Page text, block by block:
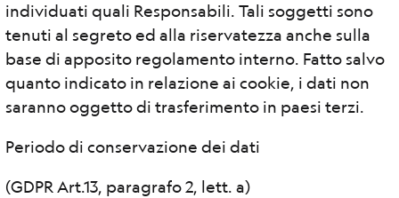
individuati quali Responsabili. Tali soggetti sono
tenuti al segreto ed alla riservatezza anche sulla
base di apposito regolamento interno. Fatto salvo
quanto indicato in relazione ai cookie, i dati non
saranno oggetto di trasferimento in paesi terzi.
Periodo di conservazione dei dati
(GDPR Art.13, paragrafo 2, lett. a)